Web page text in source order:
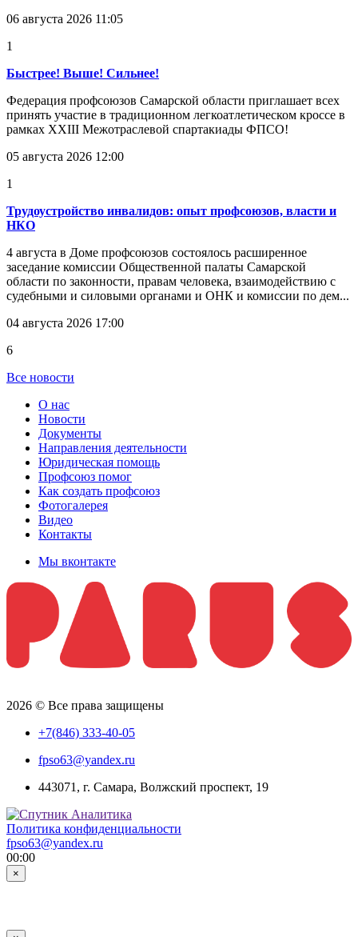
06 августа 2026 11:05
1
Быстрее! Выше! Сильнее!
Федерация профсоюзов Самарской области приглашает всех
принять участие в традиционном легкоатлетическом кроссе в
рамках XXIII Межотраслевой спартакиады ФПСО!
05 августа 2026 12:00
1
Трудоустройство инвалидов: опыт профсоюзов, власти и
НКО
4 августа в Доме профсоюзов состоялось расширенное
заседание комиссии Общественной палаты Самарской
области по законности, правам человека, взаимодействию с
судебными и силовыми органами и ОНК и комиссии по дем...
04 августа 2026 17:00
6
Все новости
О нас
Новости
Документы
Направления деятельности
Юридическая помощь
Профсоюз помог
Как создать профсоюз
Фотогалерея
Видео
Контакты
Мы вконтакте
2026 © Все права защищены
+7(846) 333-40-05
fpso63@yandex.ru
443071, г. Самара, Волжский проспект, 19
Политика конфиденциальности
fpso63@yandex.ru
00:00
×